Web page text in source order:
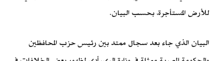
للأرض المُستأجرة، بحسب البيان.
البيان الذي جاء بعد سجال ممتد بين رئيس حزب المحافظين